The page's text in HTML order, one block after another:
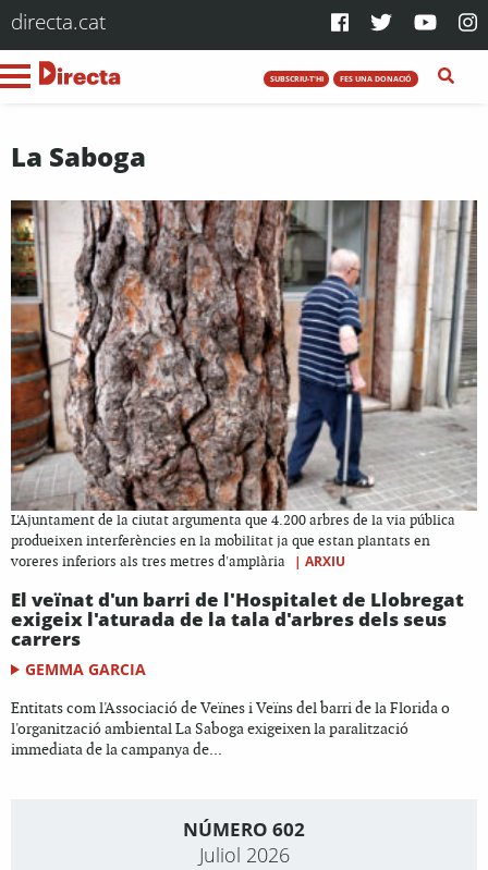
directa.cat
SUBSCRIU-T'HI FES UNA DONACIÓ
La Saboga
L'Ajuntament de la ciutat argumenta que 4.200 arbres de la via pública
produeixen interferències en la mobilitat ja que estan plantats en
voreres inferiors als tres metres d'amplària
| ARXIU
El veïnat d'un barri de l'Hospitalet de Llobregat
exigeix l'aturada de la tala d'arbres dels seus
carrers
GEMMA GARCIA
Entitats com l'Associació de Veïnes i Veïns del barri de la Florida o
l'organització ambiental La Saboga exigeixen la paralització
immediata de la campanya de...
NÚMERO 602
Juliol 2026